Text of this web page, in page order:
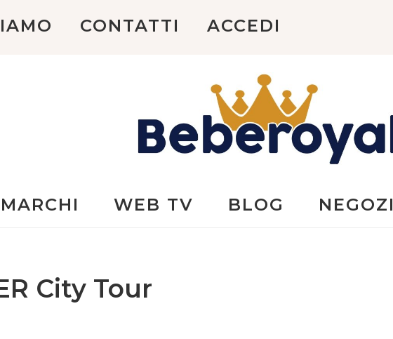
CONTATTI ACCEDI
Beberoyal
MARCHI WEB TV BLOG NEGOZI
City Tour